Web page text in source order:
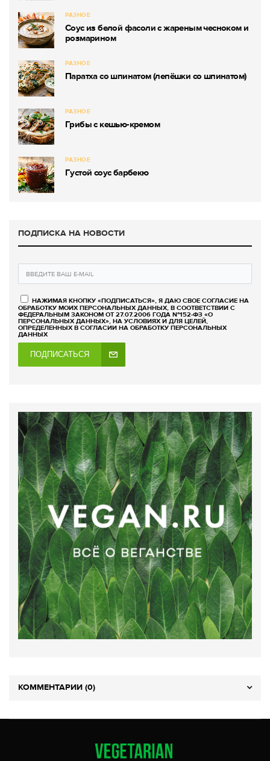
РАЗНОЕ
Соус из белой фасоли с жареным чесноком и
розмарином
РАЗНОЕ
Паратха со шпинатом (лепёшки со шпинатом)
РАЗНОЕ
Грибы с кешью-кремом
РАЗНОЕ
Густой соус барбекю
ПОДПИСКА НА НОВОСТИ
НАЖИМАЯ КНОПКУ «ПОДПИСАТЬСЯ», Я ДАЮ СВОЕ СОГЛАСИЕ НА
ОБРАБОТКУ МОИХ ПЕРСОНАЛЬНЫХ ДАННЫХ, В СООТВЕТСТВИИ С
ФЕДЕРАЛЬНЫМ ЗАКОНОМ ОТ 27.07.2006 ГОДА №152-ФЗ «О
ПЕРСОНАЛЬНЫХ ДАННЫХ», НА УСЛОВИЯХ И ДЛЯ ЦЕЛЕЙ,
ОПРЕДЕЛЕННЫХ В СОГЛАСИИ НА ОБРАБОТКУ ПЕРСОНАЛЬНЫХ
ДАННЫХ
ПОДПИСАТЬСЯ
КОММЕНТАРИИ (0)